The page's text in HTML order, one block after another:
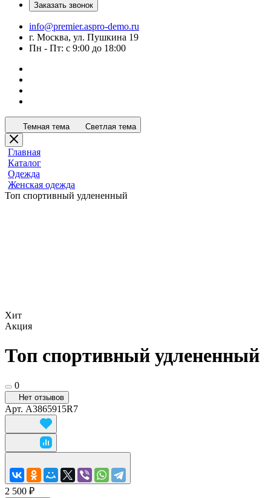
Заказать звонок
info@premier.aspro-demo.ru
г. Москва, ул. Пушкина 19
Пн - Пт: с 9:00 до 18:00
Темная тема Светлая тема
Главная
Каталог
Одежда
Женская одежда
Топ спортивный удлененный
Хит
Акция
Топ спортивный удлененный
0
Нет отзывов
Арт. A3865915R7
2 500 ₽